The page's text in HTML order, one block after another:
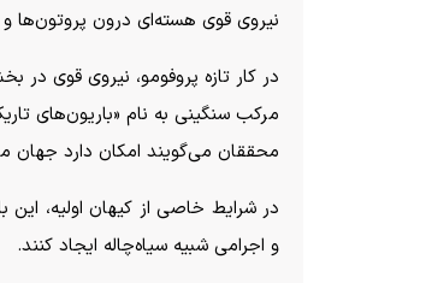
نیروی قوی هسته‌ای درون
در کار تازه پروفومو، نیروی قوی در
مرکب سنگینی به نام «باریون‌های
محققان می‌گویند امکان دارد جهان
در شرایط خاصی از کیهان اولیه،
و اجرامی شبیه سیاه‌چاله ایجاد کنند.